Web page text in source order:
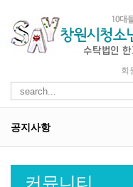
회
공지사항
커뮤니티